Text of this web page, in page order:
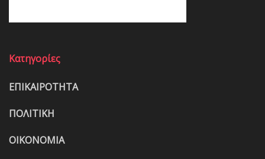
Κατηγορίες
ΕΠΙΚΑΙΡΟΤΗΤΑ
ΠΟΛΙΤΙΚΗ
ΟΙΚΟΝΟΜΙΑ